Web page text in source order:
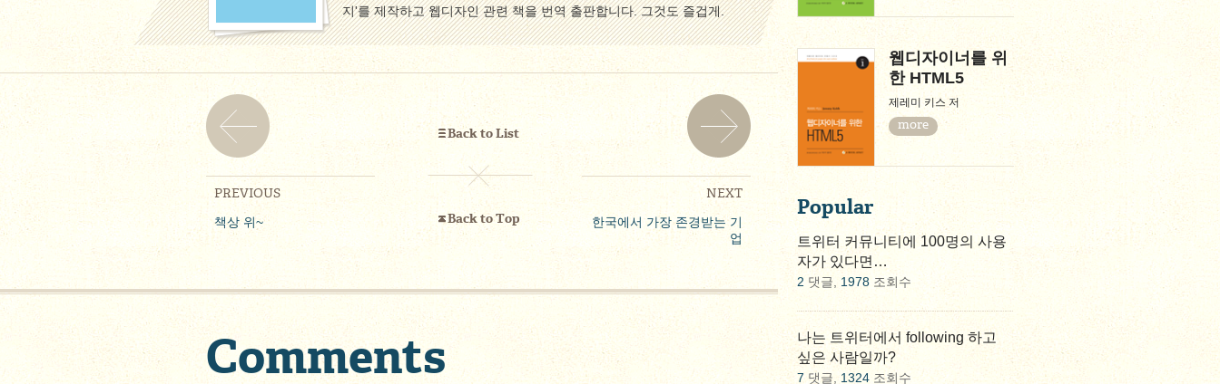
지'를 제작하고 웹디자인 관련 책을 번역 출판합니다. 그것도 즐겁게.
PREVIOUS
책상 위~
NEXT
한국에서 가장 존경받는 기
업
Back to List
Back to Top
Comments
웹디자이너를 위
한 HTML5
제레미 키스 저
more
Popular
트위터 커뮤니티에 100명의 사용
자가 있다면…
2 댓글, 1978 조회수
나는 트위터에서 following 하고
싶은 사람일까?
7댓글, 1324 조회수